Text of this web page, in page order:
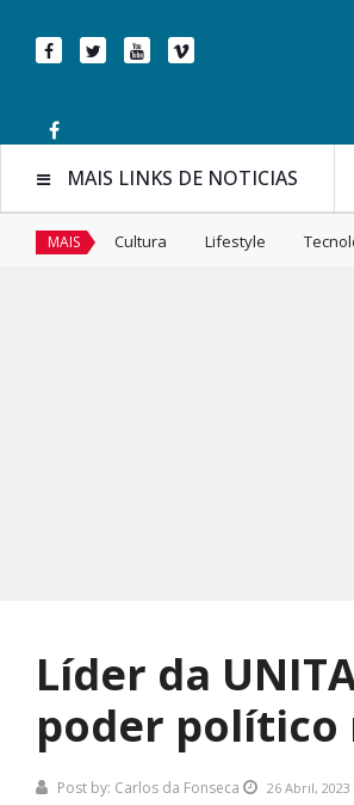
MAIS LINKS DE NOTICIAS
MAIS Cultura Lifestyle
Líder da
poder político
Post by: Carlos da Fonseca 26 Abril, 2023